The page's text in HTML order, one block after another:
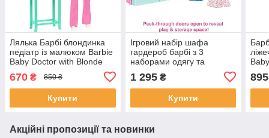
Лялька Барбі блондинка
педіатр із малюком Barbie
Baby Doctor with Blonde
670 ₴ 850 ₴
Купити
Ігровий набір шафа
гардероб барбі з 3
наборами одягу та
аксесуарами Barbie Closet
Playset
1 295₴
Купити
895
Акційні пропозиції та новинки